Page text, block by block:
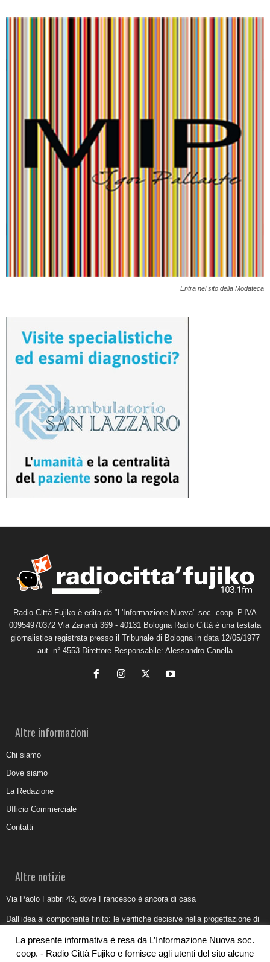
Entra nel sito della Modateca
Radio Città Fujiko è edita da "L'Informazione Nuova" soc. coop. P.IVA
00954970372 Via Zanardi 369 - 40131 Bologna Radio Città è una testata
giornalistica registrata presso il Tribunale di Bologna in data 12/05/1977
aut. n° 4553 Direttore Responsabile: Alessandro Canella
Altre informazioni
Chi siamo
Dove siamo
La Redazione
Ufficio Commerciale
Contatti
Altre notizie
Via Paolo Fabbri 43, dove Francesco è ancora di casa
Dall’idea al componente finito: le verifiche decisive nella progettazione di
Belvedere Marittimo e il report ARPACAL 2026 sulla qualità del mare
La presente informativa è resa da L’Informazione Nuova soc.
coop. - Radio Città Fujiko e fornisce agli utenti del sito alcune